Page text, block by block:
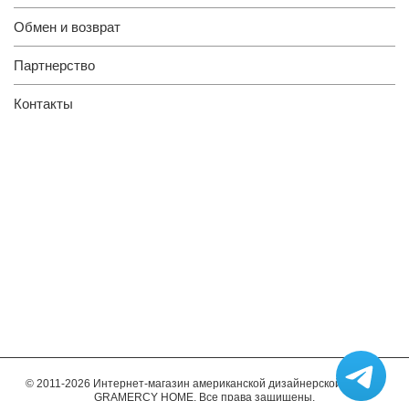
Обмен и возврат
Партнерство
Контакты
© 2011-2026 Интернет-магазин американской дизайнерской мебели
GRAMERCY HOME. Все права защищены.